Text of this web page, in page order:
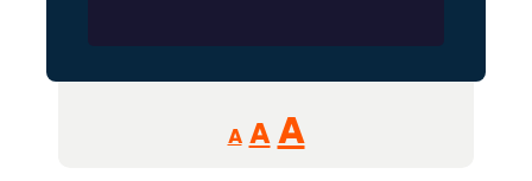
A
Reducir
tamaño
A Restablecer
AAumentar